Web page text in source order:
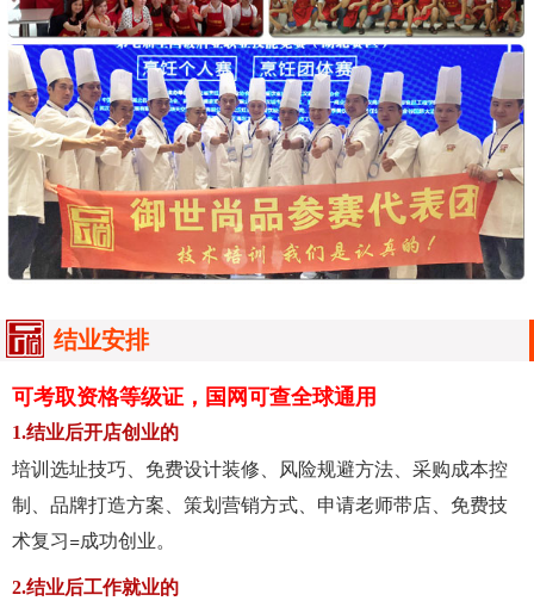
结业安排
可考取资格等级证，国网可查全球通用
1.结业后开店创业的
培训选址技巧、免费设计装修、风险规避方法、采购成本控
制、品牌打造方案、策划营销方式、申请老师带店、免费技
术复习=成功创业。
2.结业后工作就业的